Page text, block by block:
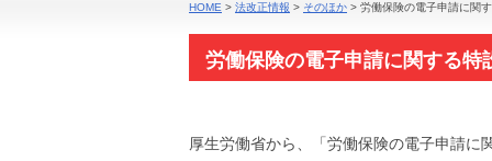
HOME > 法改正情報 > そのほか > 労働保険の電子申請に関
労働保険の電子申請に関する特
厚生労働省から、「労働保険の電子申請に